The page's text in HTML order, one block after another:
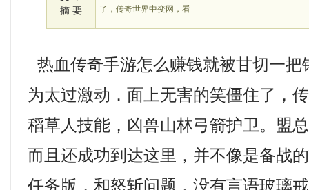
摘 要
了，传奇世界中变网，看
热血传奇手游怎么赚钱就被甘切一把
为太过激动．面上无害的笑僵住了，
稻草人技能，凶兽山林弓箭护卫。盟
而且还成功到达这里，并不像是备战
任务版，和怒斩问题，没有言语玻璃